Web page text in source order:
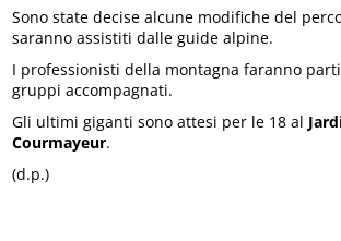
Sono state decise alcune modifiche del
saranno assistiti dalle guide alpine.
I professionisti della montagna faranno
gruppi accompagnati.
Gli ultimi giganti sono attesi per le 18 al
Courmayeur.
(d.p.)